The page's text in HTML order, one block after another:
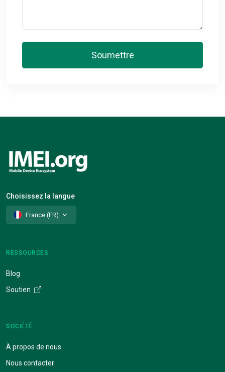
Soumettre
Choisissez la langue
France (FR)
RESSOURCES
Blog
Soutien
SOCIÉTÉ
À propos de nous
Nous contacter